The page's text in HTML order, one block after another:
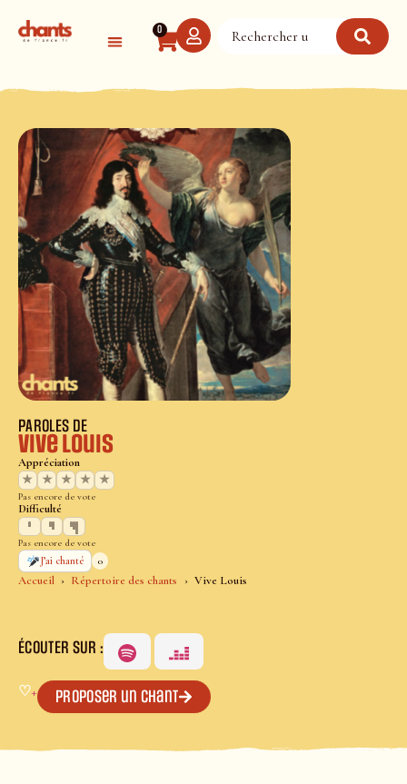
0
Accueil Répertoire des chants Vive Louis
PAROLES DE
Vive Louis
Appréciation
★
★ ★ ★ ★
Pas encore de vote
Difficulté
Pas encore de vote
J’ai chanté
0
ÉCOUTER SUR :
♡+ Proposer un chant